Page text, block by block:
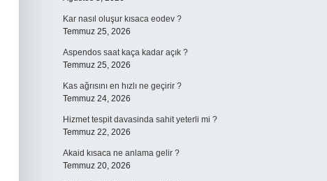
Kar nasıl oluşur kısaca eodev ?
Temmuz 25, 2026
Aspendos saat kaça kadar açık ?
Temmuz 25, 2026
Kas ağrısını en hızlı ne geçirir ?
Temmuz 24, 2026
Hizmet tespit davasinda sahit yeterli mi ?
Temmuz 22, 2026
Akaid kısaca ne anlama gelir ?
Temmuz 20, 2026